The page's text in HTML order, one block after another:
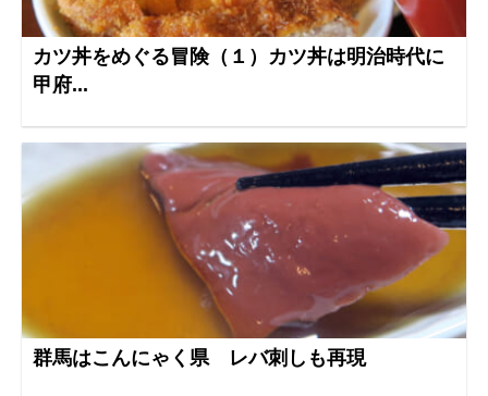
カツ丼をめぐる冒険（１）カツ丼は明治時代に
甲府...
群馬はこんにゃく県 レバ刺しも再現